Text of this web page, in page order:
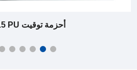
أحزمة توقيت BAT15 PU